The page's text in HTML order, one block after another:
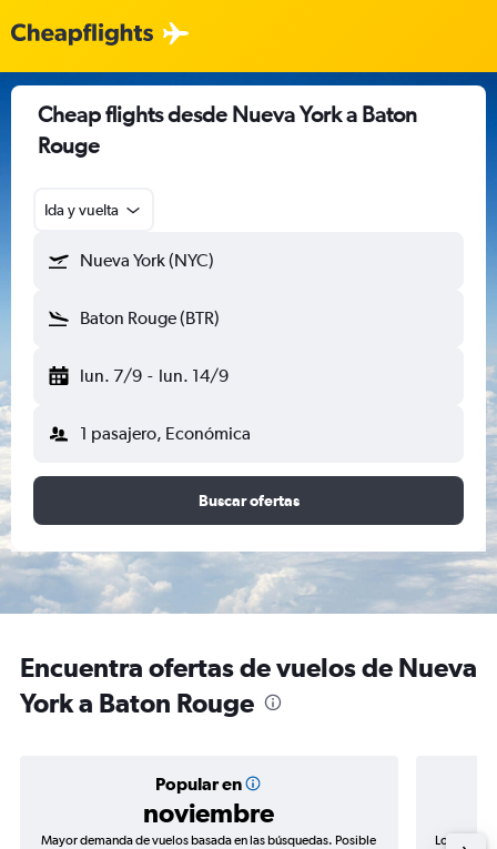
Cheap flights desde Nueva York a Baton
Rouge
Ida y vuelta
Nueva York (NYC)
Baton Rouge (BTR)
lun. 7/9 - lun. 14/9
1 pasajero, Económica
Buscar ofertas
Encuentra ofertas de vuelos de Nueva
York a Baton Rouge
Popular en
noviembre
Mayor demanda de vuelos basada en las búsquedas. Posible
Los